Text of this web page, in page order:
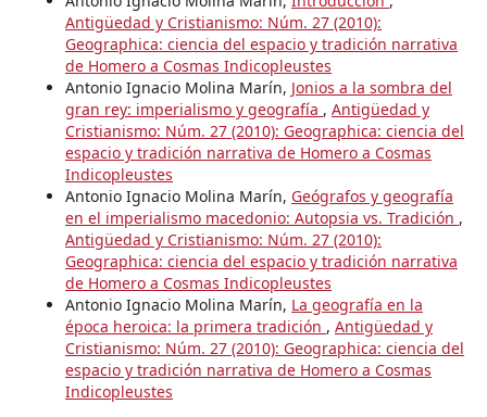
Antigüedad y Cristianismo: Núm. 27 (2010):
Geographica: ciencia del espacio y tradición narrativa
de Homero a Cosmas Indicopleustes
Antonio Ignacio Molina Marín, Jonios a la sombra del
gran rey: imperialismo y geografía , Antigüedad y
Cristianismo: Núm. 27 (2010): Geographica: ciencia del
espacio y tradición narrativa de Homero a Cosmas
Indicopleustes
Antonio Ignacio Molina Marín, Geógrafos y geografía
en el imperialismo macedonio: Autopsia vs. Tradición ,
Antigüedad y Cristianismo: Núm. 27 (2010):
Geographica: ciencia del espacio y tradición narrativa
de Homero a Cosmas Indicopleustes
Antonio Ignacio Molina Marín, La geografía en la
época heroica: la primera tradición , Antigüedad y
Cristianismo: Núm. 27 (2010): Geographica: ciencia del
espacio y tradición narrativa de Homero a Cosmas
Indicopleustes